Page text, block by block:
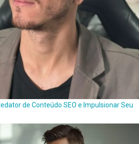
de Conteúdo SEO e Impulsionar Seu